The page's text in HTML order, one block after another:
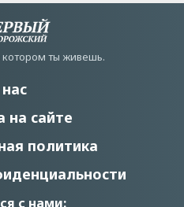
котором ты живешь.
на сайте
политика
с нами: